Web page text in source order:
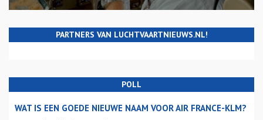
PARTNERS VAN LUCHTVAARTNIEUWS.NL!
POLL
WAT IS EEN GOEDE NIEUWE NAAM VOOR AIR FRANCE-KLM?